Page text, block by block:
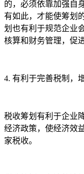
的，必须依靠加强自
有如此，才能使筹划
划也有利于规范企业
核算和财务管理，促
4. 有利于完善税制，
税收筹划有利于企业
经济政策，使经济效
家税收。